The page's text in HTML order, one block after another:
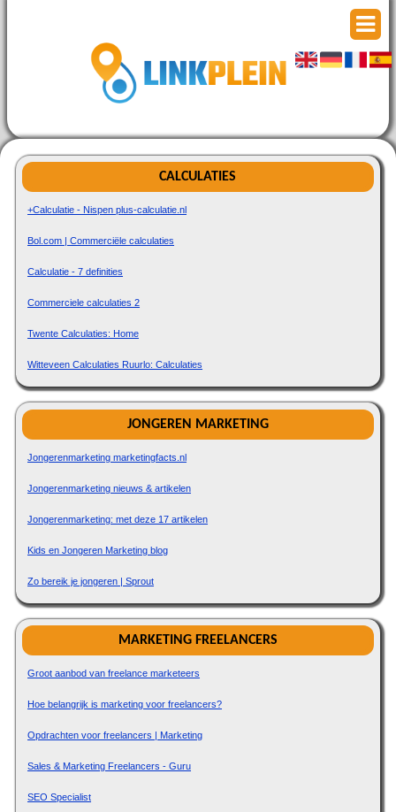
CALCULATIES
+Calculatie - Nispen plus-calculatie.nl
Bol.com | Commerciële calculaties
Calculatie - 7 definities
Commerciele calculaties 2
Twente Calculaties: Home
Witteveen Calculaties Ruurlo: Calculaties
JONGEREN MARKETING
Jongerenmarketing marketingfacts.nl
Jongerenmarketing nieuws & artikelen
Jongerenmarketing: met deze 17 artikelen
Kids en Jongeren Marketing blog
Zo bereik je jongeren | Sprout
MARKETING FREELANCERS
Groot aanbod van freelance marketeers
Hoe belangrijk is marketing voor freelancers?
Opdrachten voor freelancers | Marketing
Sales & Marketing Freelancers - Guru
SEO Specialist